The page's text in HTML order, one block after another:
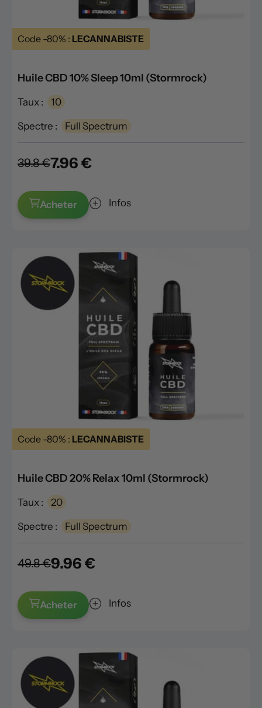
Code -80% : LECANNABISTE
Huile CBD 10% Sleep 10ml (Stormrock)
Taux : 10
Spectre : Full Spectrum
39.8 €7.96 €
Acheter Infos
Code -80% : LECANNABISTE
Huile CBD 20% Relax 10ml (Stormrock)
Taux : 20
Spectre : Full Spectrum
49.8 €9.96 €
Acheter Infos